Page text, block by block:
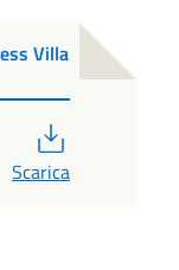
Villa
Scarica